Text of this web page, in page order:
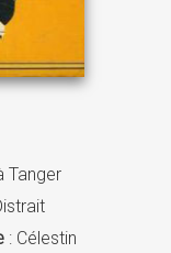
Tanger
: Célestin